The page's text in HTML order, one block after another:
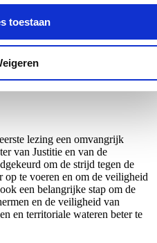
toestaan
georganiseerde
lezing een omvangrijk
van Justitie en van de
om de strijd tegen de
op te voeren en om de veiligheid
een belangrijke stap om de
en de veiligheid van
en territoriale wateren beter te